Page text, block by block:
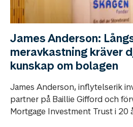
James Anderson:
meravkastning kräver
kunskap om bolagen
James Anderson, inflytelserik
partner på Baillie Gifford och
Mortgage Investment Trust i 20